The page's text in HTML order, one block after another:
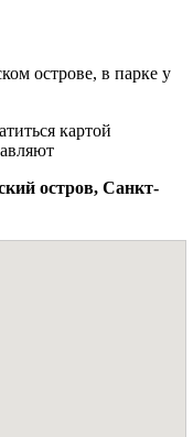
острове, в парке у
картой
остров, Санкт-